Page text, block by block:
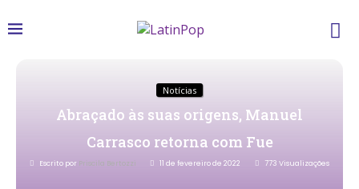
Notícias
Abraçado às suas origens, Manuel
Carrasco retorna com Fue
Escrito por Priscila Bertozzi 11 de fevereiro de 2022 773 Visualizações